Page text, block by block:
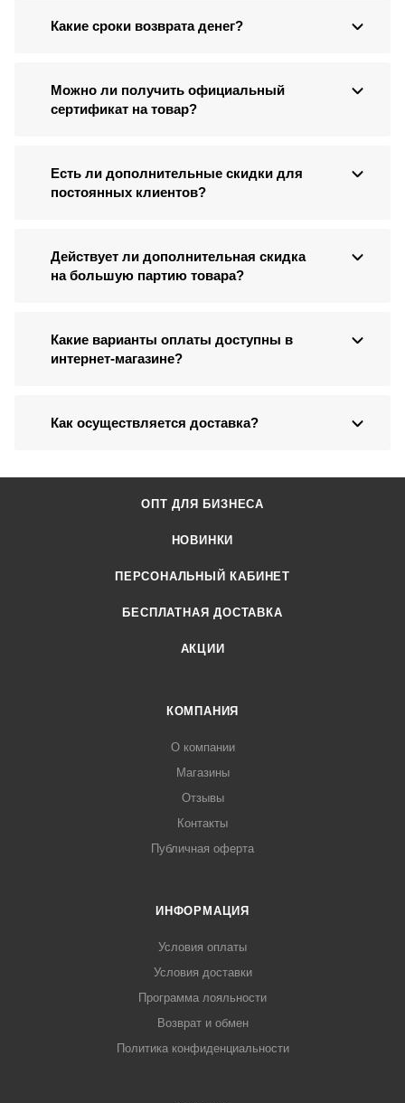
Какие сроки возврата денег?
Можно ли получить официальный
сертификат на товар?
Есть ли дополнительные скидки для
постоянных клиентов?
Действует ли дополнительная скидка
на большую партию товара?
Какие варианты оплаты доступны в
интернет-магазине?
Как осуществляется доставка?
ОПТ ДЛЯ БИЗНЕСА
НОВИНКИ
ПЕРСОНАЛЬНЫЙ КАБИНЕТ
БЕСПЛАТНАЯ ДОСТАВКА
АКЦИИ
КОМПАНИЯ
О компании
Магазины
Отзывы
Контакты
Публичная оферта
ИНФОРМАЦИЯ
Условия оплаты
Условия доставки
Программа лояльности
Возврат и обмен
Политика конфиденциальности